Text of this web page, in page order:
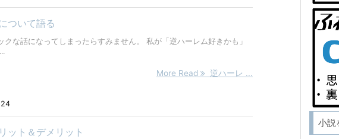
ついて語る
クな話になってしまったらすみません。 私が「逆ハーレム好きかも」
More Read 逆ハーレ ...
ット＆デメリット
小説